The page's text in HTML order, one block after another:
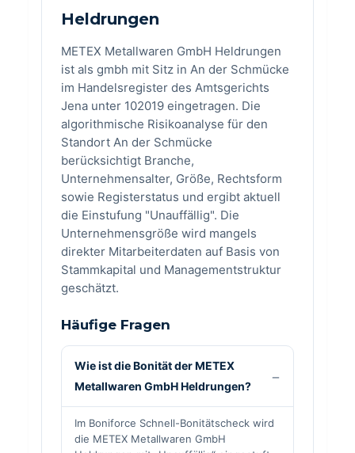
Heldrungen
METEX Metallwaren GmbH Heldrungen
ist als gmbh mit Sitz in An der Schmücke
im Handelsregister des Amtsgerichts
Jena unter 102019 eingetragen. Die
algorithmische Risikoanalyse für den
Standort An der Schmücke
berücksichtigt Branche,
Unternehmensalter, Größe, Rechtsform
sowie Registerstatus und ergibt aktuell
die Einstufung "Unauffällig". Die
Unternehmensgröße wird mangels
direkter Mitarbeiterdaten auf Basis von
Stammkapital und Managementstruktur
geschätzt.
Häufige Fragen
Wie ist die Bonität der METEX
Metallwaren GmbH Heldrungen?
Im Boniforce Schnell-Bonitätscheck wird
die METEX Metallwaren GmbH